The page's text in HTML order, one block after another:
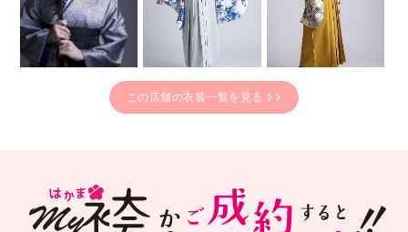
この店舗の衣装一覧を見る